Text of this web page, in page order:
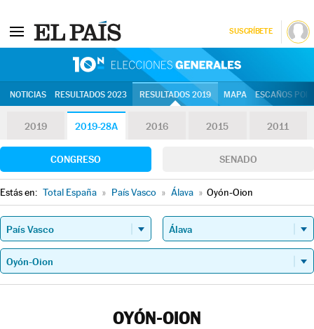
SUSCRÍBETE
NOTICIAS RESULTADOS 2023 RESULTADOS 2019 MAPA ESCAÑOS
2019 2019-28A 2016 2015 2011
CONGRESO SENADO
Estás en: Total España » País Vasco » Álava » Oyón-Oion
OYÓN-OION